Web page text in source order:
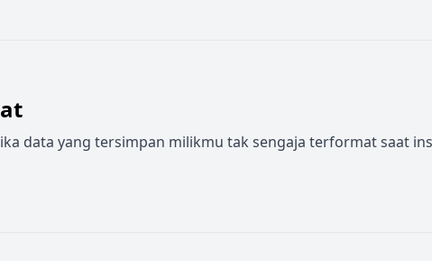
data yang tersimpan milikmu tak sengaja terformat saat